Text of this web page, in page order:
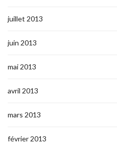
juillet 2013
juin 2013
mai 2013
avril 2013
mars 2013
février 2013